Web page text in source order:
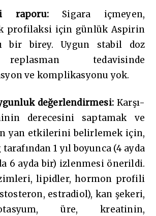
raporu: Sigara içmeyen,
profilaksi için günlük Aspirin
bir birey. Uygun stabil doz
tedavisinde
ve komplikasyonu yok.
değerlendirmesi: Karşı-
derecesini saptamak ve
yan etkilerini belirlemek için,
1 yıl boyunca (4 ayda
6 ayda bir) izlenmesi önerildi.
lipidler, hormon profili
estradiol), kan şekeri,
üre, kreatinin,